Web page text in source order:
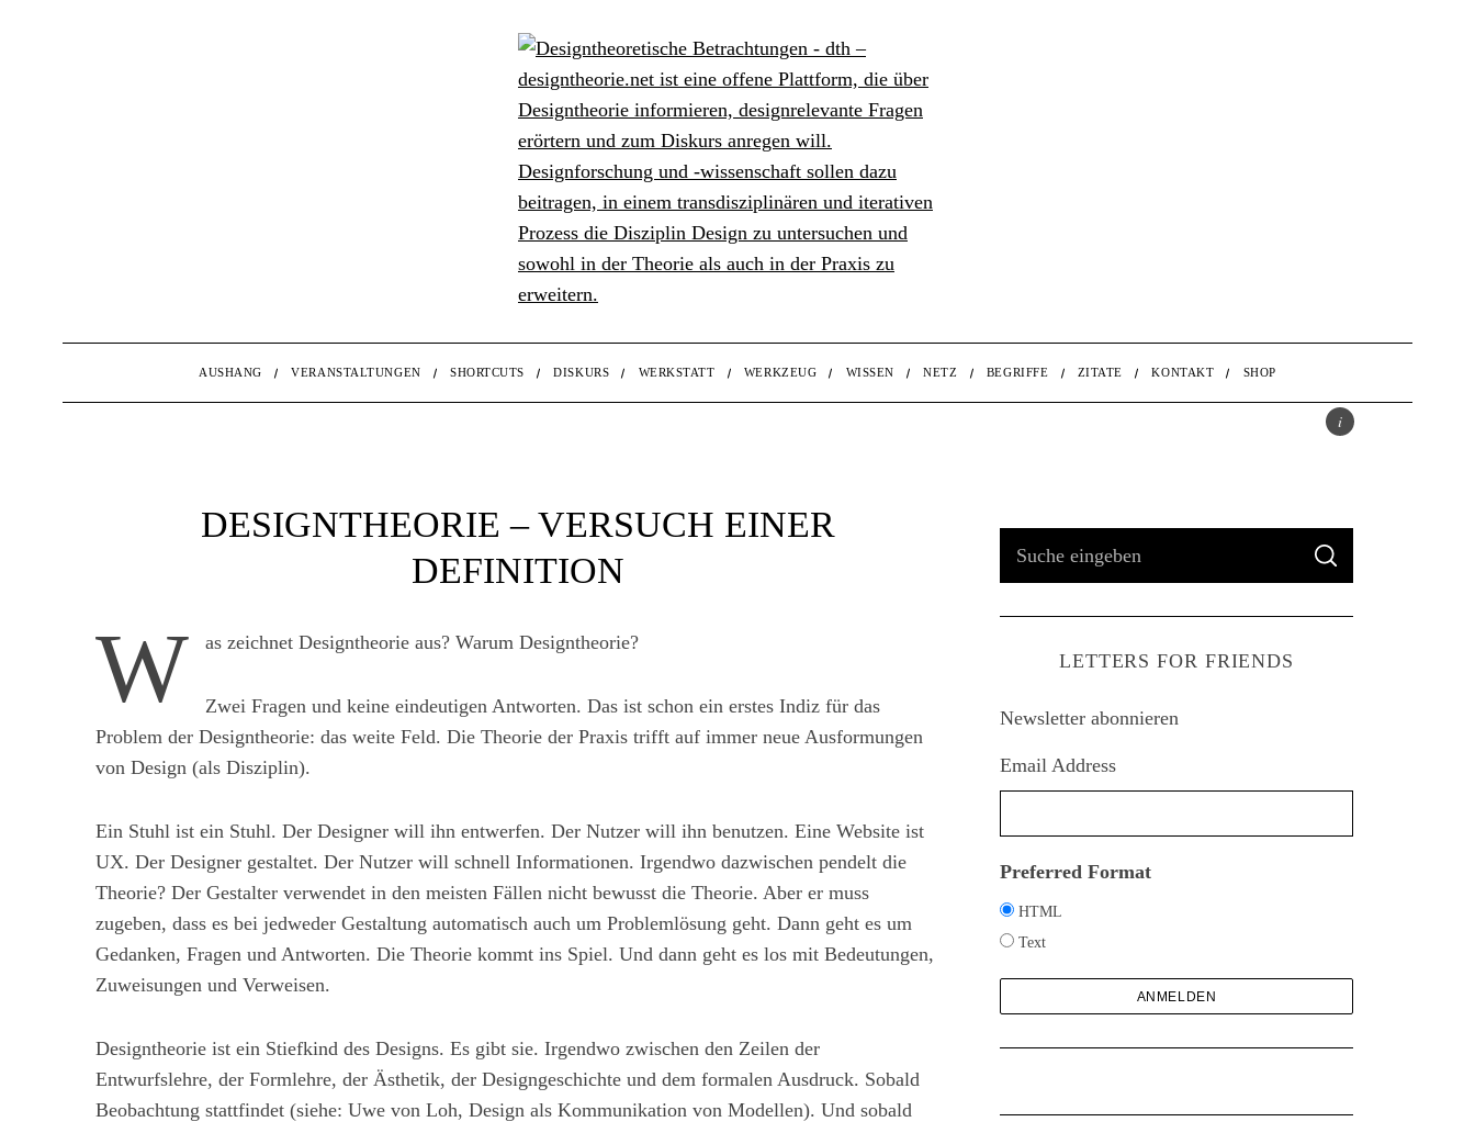
AUSHANG VERANSTALTUNGEN SHORTCUTS DISKURS WERKSTATT WERKZEUG WISSEN NETZ BEGRIFFE ZITATE KONTAKT SHOP
DESIGNTHEORIE – VERSUCH EINER
DEFINITION
W as zeichnet Designtheorie aus? Warum Designtheorie?
Zwei Fragen und keine eindeutigen Antworten. Das ist schon ein erstes Indiz für das
Problem der Designtheorie: das weite Feld. Die Theorie der Praxis trifft auf immer neue Ausformungen
von Design (als Disziplin).
Ein Stuhl ist ein Stuhl. Der Designer will ihn entwerfen. Der Nutzer will ihn benutzen. Eine Website ist
UX. Der Designer gestaltet. Der Nutzer will schnell Informationen. Irgendwo dazwischen pendelt die
Theorie? Der Gestalter verwendet in den meisten Fällen nicht bewusst die Theorie. Aber er muss
zugeben, dass es bei jedweder Gestaltung automatisch auch um Problemlösung geht. Dann geht es um
Gedanken, Fragen und Antworten. Die Theorie kommt ins Spiel. Und dann geht es los mit Bedeutungen,
Zuweisungen und Verweisen.
Designtheorie ist ein Stiefkind des Designs. Es gibt sie. Irgendwo zwischen den Zeilen der
Entwurfslehre, der Formlehre, der Ästhetik, der Designgeschichte und dem formalen Ausdruck. Sobald
Beobachtung stattfindet (siehe: Uwe von Loh, Design als Kommunikation von Modellen). Und sobald
a
c
h
S
C
E
LETTERS FOR FRIENDS
Newsletter abonnieren
Email Address
Preferred Format
HTML
Text